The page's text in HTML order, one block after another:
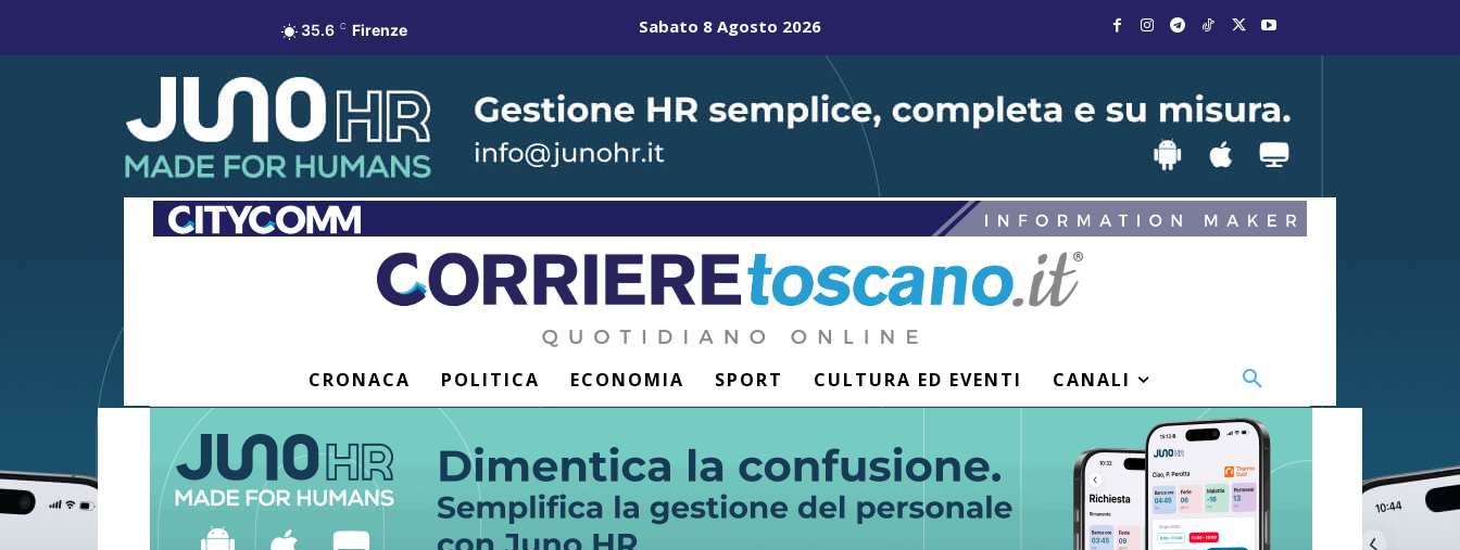
35.6 C Firenze Sabato 8 Agosto 2026
CRONACA POLITICA ECONOMIA SPORT CULTURA ED EVENTI CANALI